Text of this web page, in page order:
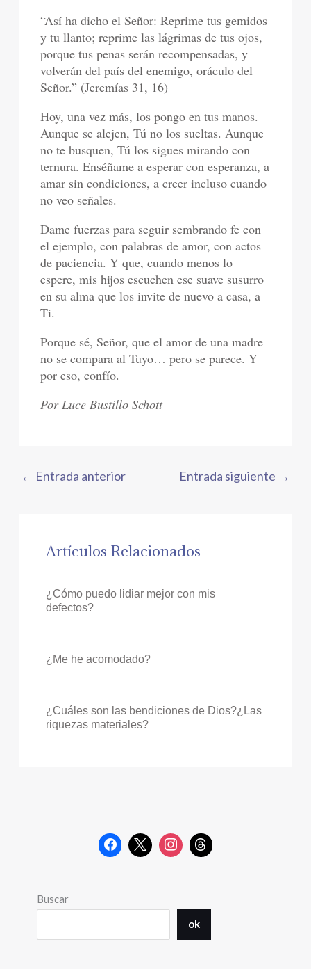
“Así ha dicho el Señor: Reprime tus gemidos
y tu llanto; reprime las lágrimas de tus ojos,
porque tus penas serán recompensadas, y
volverán del país del enemigo, oráculo del
Señor.” (Jeremías 31, 16)
Hoy, una vez más, los pongo en tus manos.
Aunque se alejen, Tú no los sueltas. Aunque
no te busquen, Tú los sigues mirando con
ternura. Enséñame a esperar con esperanza, a
amar sin condiciones, a creer incluso cuando
no veo señales.
Dame fuerzas para seguir sembrando fe con
el ejemplo, con palabras de amor, con actos
de paciencia. Y que, cuando menos lo
espere, mis hijos escuchen ese suave susurro
en su alma que los invite de nuevo a casa, a
Ti.
Porque sé, Señor, que el amor de una madre
no se compara al Tuyo… pero se parece. Y
por eso, confío.
Por Luce Bustillo Schott
← Entrada anterior Entrada siguiente →
Artículos Relacionados
¿Cómo puedo lidiar mejor con mis
defectos?
¿Me he acomodado?
¿Cuáles son las bendiciones de Dios?¿Las
riquezas materiales?
Buscar
ok